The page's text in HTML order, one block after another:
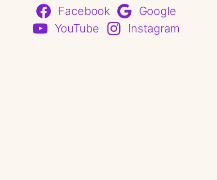
Facebook
Google
YouTube
Instagram